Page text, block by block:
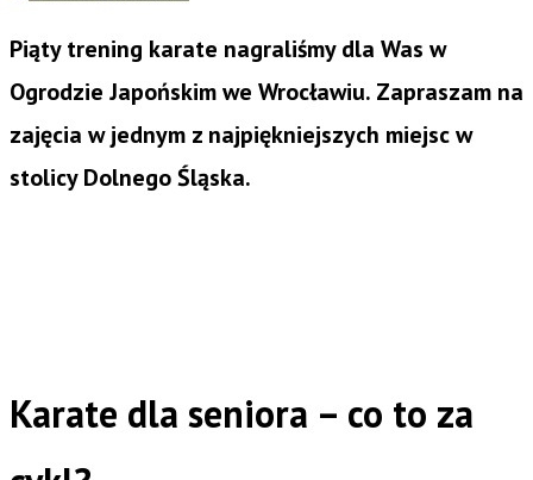
Piąty trening karate nagraliśmy dla Was w
Ogrodzie Japońskim we Wrocławiu. Zapraszam na
zajęcia w jednym z najpiękniejszych miejsc w
stolicy Dolnego Śląska.
Karate dla seniora – co to za